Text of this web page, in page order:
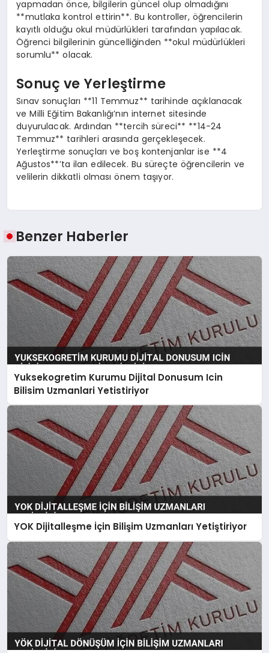
yapmadan önce, bilgilerin güncel olup olmadığını
**mutlaka kontrol ettirin**. Bu kontroller, öğrencilerin
kayıtlı olduğu okul müdürlükleri tarafından yapılacak.
Öğrenci bilgilerinin güncelliğinden **okul müdürlükleri
sorumlu** olacak.
Sonuç ve Yerleştirme
Sınav sonuçları **11 Temmuz** tarihinde açıklanacak
ve Milli Eğitim Bakanlığı’nın internet sitesinde
duyurulacak. Ardından **tercih süreci** **14-24
Temmuz** tarihleri arasında gerçekleşecek.
Yerleştirme sonuçları ve boş kontenjanlar ise **4
Ağustos**’ta ilan edilecek. Bu süreçte öğrencilerin ve
velilerin dikkatli olması önem taşıyor.
Benzer Haberler
Yuksekogretim Kurumu Dijital Donusum Icin
Bilisim Uzmanlari Yetistiriyor
YOK Dijitalleşme İçin Bilişim Uzmanları Yetiştiriyor